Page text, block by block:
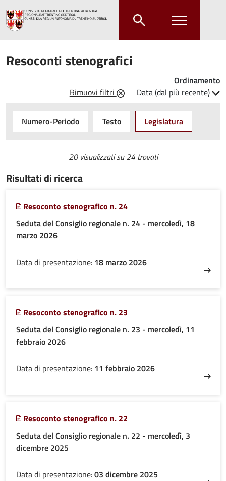
Resoconti stenografici
Rimuovi filtri
Ordinamento
Data (dal più recente)
Numero-Periodo Testo Legislatura
20 visualizzati su24 trovati
Risultati di ricerca
Resoconto stenografico n. 24
Seduta del Consiglio regionale n. 24 - mercoledì, 18
marzo 2026
Data di presentazione: 18 marzo 2026
Resoconto stenografico n. 23
Seduta del Consiglio regionale n. 23 - mercoledì, 11
febbraio 2026
Data di presentazione: 11 febbraio 2026
Resoconto stenografico n. 22
Seduta del Consiglio regionale n. 22 - mercoledì, 3
dicembre 2025
Data di presentazione:03 dicembre 2025